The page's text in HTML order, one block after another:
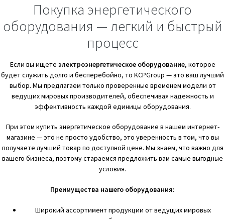
Покупка энергетического
оборудования — легкий и быстрый
процесс
Если вы ищете электроэнергетическое оборудование, которое
будет служить долго и бесперебойно, то KCPGroup — это ваш лучший
выбор. Мы предлагаем только проверенные временем модели от
ведущих мировых производителей, обеспечивая надежность и
эффективность каждой единицы оборудования.
При этом купить энергетическое оборудование в нашем интернет-
магазине — это не просто удобство, это уверенность в том, что вы
получаете лучший товар по доступной цене. Мы знаем, что важно для
вашего бизнеса, поэтому стараемся предложить вам самые выгодные
условия.
Преимущества нашего оборудования:
Широкий ассортимент продукции от ведущих мировых